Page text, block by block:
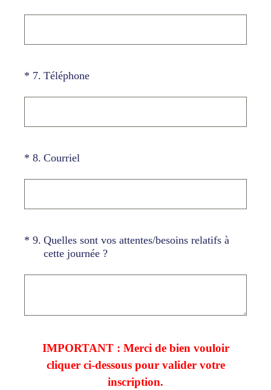
* 7. Téléphone
(Obligatoire)
* 8. Courriel
(Obligatoire)
* 9. Quelles sont vos attentes/besoins relatifs à
cette journée ?
(Obligatoire)
IMPORTANT : Merci de bien vouloir
cliquer ci-dessous pour valider votre
inscription.